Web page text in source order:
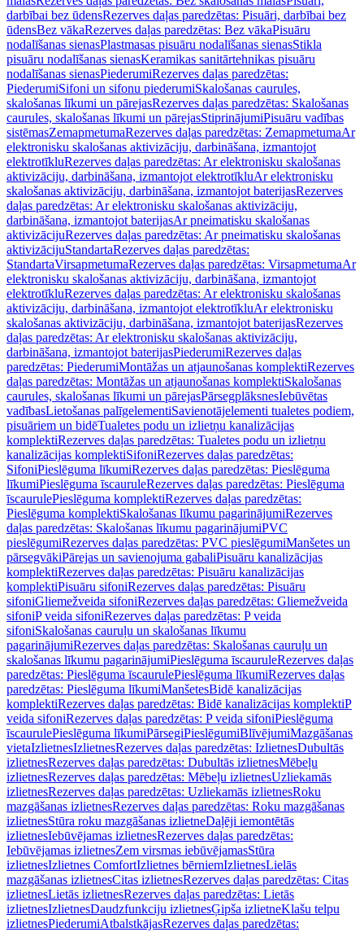
darbībai bez ūdensRezerves daļas paredzētas: Pisuāri, darbībai bez
ūdensBez vākaRezerves daļas paredzētas: Bez vākaPisuāru
nodalīšanas sienasPlastmasas pisuāru nodalīšanas sienasStikla
pisuāru nodalīšanas sienasKeramikas sanitārtehnikas pisuāru
nodalīšanas sienasPiederumiRezerves daļas paredzētas:
PiederumiSifoni un sifonu piederumiSkalošanas caurules,
skalošanas līkumi un pārejasRezerves daļas paredzētas: Skalošanas
caurules, skalošanas līkumi un pārejasStiprinājumiPisuāru vadības
sistēmasZemapmetumaRezerves daļas paredzētas: ZemapmetumaAr
elektronisku skalošanas aktivizāciju, darbināšana, izmantojot
elektrotīkluRezerves daļas paredzētas: Ar elektronisku skalošanas
aktivizāciju, darbināšana, izmantojot elektrotīkluAr elektronisku
skalošanas aktivizāciju, darbināšana, izmantojot baterijasRezerves
daļas paredzētas: Ar elektronisku skalošanas aktivizāciju,
darbināšana, izmantojot baterijasAr pneimatisku skalošanas
aktivizācijuRezerves daļas paredzētas: Ar pneimatisku skalošanas
aktivizācijuStandartaRezerves daļas paredzētas:
StandartaVirsapmetumaRezerves daļas paredzētas: VirsapmetumaAr
elektronisku skalošanas aktivizāciju, darbināšana, izmantojot
elektrotīkluRezerves daļas paredzētas: Ar elektronisku skalošanas
aktivizāciju, darbināšana, izmantojot elektrotīkluAr elektronisku
skalošanas aktivizāciju, darbināšana, izmantojot baterijasRezerves
daļas paredzētas: Ar elektronisku skalošanas aktivizāciju,
darbināšana, izmantojot baterijasPiederumiRezerves daļas
paredzētas: PiederumiMontāžas un atjaunošanas komplektiRezerves
daļas paredzētas: Montāžas un atjaunošanas komplektiSkalošanas
caurules, skalošanas līkumi un pārejasPārsegplāksnesIebūvētas
vadībasLietošanas palīgelementiSavienotājelementi tualetes podiem,
pisuāriem un bidēTualetes podu un izlietņu kanalizācijas
komplektiRezerves daļas paredzētas: Tualetes podu un izlietņu
kanalizācijas komplektiSifoniRezerves daļas paredzētas:
SifoniPieslēguma līkumiRezerves daļas paredzētas: Pieslēguma
līkumiPieslēguma īscauruleRezerves daļas paredzētas: Pieslēguma
īscaurulePieslēguma komplektiRezerves daļas paredzētas:
Pieslēguma komplektiSkalošanas līkumu pagarinājumiRezerves
daļas paredzētas: Skalošanas līkumu pagarinājumiPVC
pieslēgumiRezerves daļas paredzētas: PVC pieslēgumiManšetes un
pārsegvākiPārejas un savienojuma gabaliPisuāru kanalizācijas
komplektiRezerves daļas paredzētas: Pisuāru kanalizācijas
komplektiPisuāru sifoniRezerves daļas paredzētas: Pisuāru
sifoniGliemežveida sifoniRezerves daļas paredzētas: Gliemežveida
sifoniP veida sifoniRezerves daļas paredzētas: P veida
sifoniSkalošanas cauruļu un skalošanas līkumu
pagarinājumiRezerves daļas paredzētas: Skalošanas cauruļu un
skalošanas līkumu pagarinājumiPieslēguma īscauruleRezerves daļas
paredzētas: Pieslēguma īscaurulePieslēguma līkumiRezerves daļas
paredzētas: Pieslēguma līkumiManšetesBidē kanalizācijas
komplektiRezerves daļas paredzētas: Bidē kanalizācijas komplektiP
veida sifoniRezerves daļas paredzētas: P veida sifoniPieslēguma
īscaurulePieslēguma līkumiPārsegiPieslēgumiBlīvējumiMazgāšanas
vietaIzlietnesIzlietnesRezerves daļas paredzētas: IzlietnesDubultās
izlietnesRezerves daļas paredzētas: Dubultās izlietnesMēbeļu
izlietnesRezerves daļas paredzētas: Mēbeļu izlietnesUzliekamās
izlietnesRezerves daļas paredzētas: Uzliekamās izlietnesRoku
mazgāšanas izlietnesRezerves daļas paredzētas: Roku mazgāšanas
izlietnesStūra roku mazgāšanas izlietneDaļēji iemontētās
izlietnesIebūvējamas izlietnesRezerves daļas paredzētas:
Iebūvējamas izlietnesZem virsmas iebūvējamasStūra
izlietnesIzlietnes ComfortIzlietnes bērniemIzlietnesLielās
mazgāšanas izlietnesCitas izlietnesRezerves daļas paredzētas: Citas
izlietnesLietās izlietnesRezerves daļas paredzētas: Lietās
izlietnesIzlietnesDaudzfunkciju izlietnesĢipša izlietneKlašu telpu
izlietnesPiederumiAtbalstkājasRezerves daļas paredzētas: